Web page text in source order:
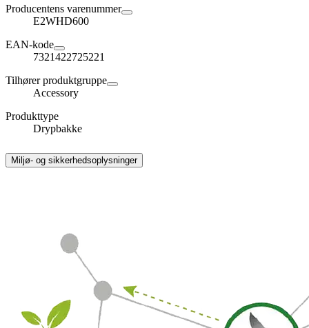
Producentens varenummer
E2WHD600
EAN-kode
7321422725221
Tilhører produktgruppe
Accessory
Produkttype
Drypbakke
Miljø- og sikkerhedsoplysninger